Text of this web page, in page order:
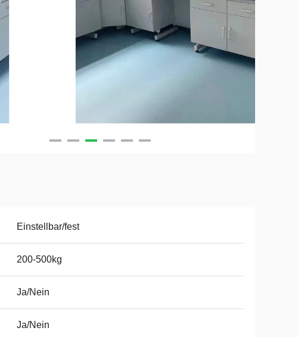
Einstellbar/fest
200-500kg
Ja/Nein
Ja/Nein